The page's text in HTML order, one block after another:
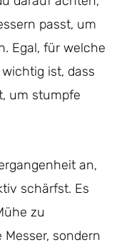
passt, um
Egal, für welche
ist, dass
um stumpfe
an,
schärfst. Es
zu
sondern